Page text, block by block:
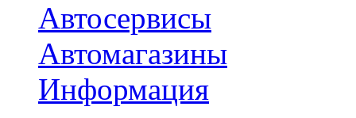
Автосервисы
Автомагазины
Информация